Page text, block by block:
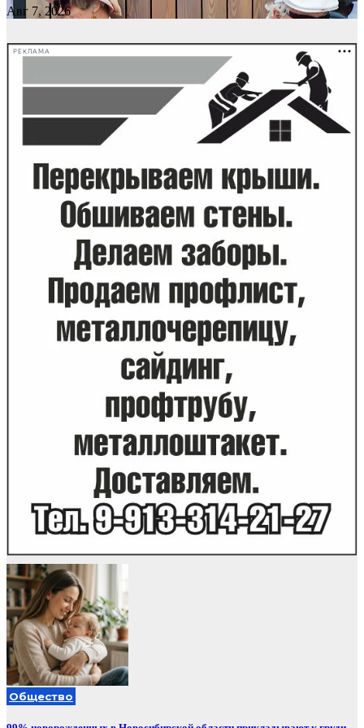
Авг 7, 2026
РЕКЛАМА
Общество